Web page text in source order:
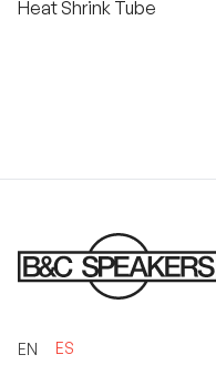
Heat Shrink Tube
EN ES